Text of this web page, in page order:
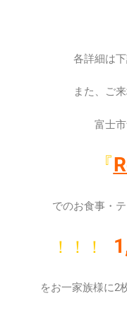
各詳細は
また、ご
富士
『
でのお食事・
！！！
をお一家族様に2